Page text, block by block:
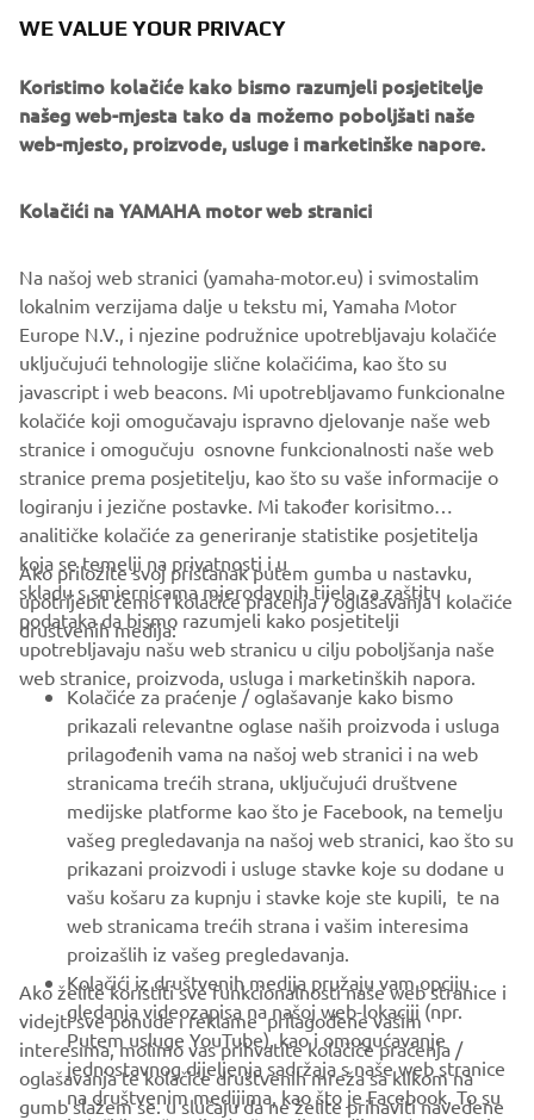
A host of in-house Numbnut custom parts finish the bike,
including foot pegs, clutch and brake levers, heel guards, a
A selection of the parts created by Numbnut Motorcycles
are now available to order for XJR owners looking to
personalise their own machines, adding to the options for
customisation on offer from the Wrenchmonkees and
itroCkS!bikes.
CORPORATE
FOR BUSINESS
MORE YAMAHA
SUPPORT
BILTEN
Budite prvi koji će saznati o najnovijim ponudama, posebnim
događajima, novim izdanjima i još mnogo toga
PRETPLATITE SE
WE VALUE YOUR PRIVACY
Koristimo kolačiće kako bismo razumjeli posjetitelje
našeg web-mjesta tako da možemo poboljšati naše
web-mjesto, proizvode, usluge i marketinške napore.
Kolačići na YAMAHA motor web stranici
Na našoj web stranici (yamaha-motor.eu) i svimostalim
lokalnim verzijama dalje u tekstu mi, Yamaha Motor
Europe N.V., i njezine podružnice upotrebljavaju kolačiće
uključujući tehnologije slične kolačićima, kao što su
javascript i web beacons. Mi upotrebljavamo funkcionalne
kolačiće koji omogučavaju ispravno djelovanje naše web
stranice i omogučuju osnovne funkcionalnosti naše web
stranice prema posjetitelju, kao što su vaše informacije o
logiranju i jezične postavke. Mi također korisitmo
analitičke kolačiće za generiranje statistike posjetitelja
koja se temelji na privatnosti i u
skladu s smjernicama mjerodavnih tijela za zaštitu
podataka da bismo razumjeli kako posjetitelji
upotrebljavaju našu web stranicu u cilju poboljšanja naše
web stranice, proizvoda, usluga i marketinških napora.
Ako priložite svoj pristanak putem gumba u nastavku,
upotrijebit ćemo i kolačiće praćenja / oglašavanja i kolačiće
društvenih medija:
Kolačiće za praćenje / oglašavanje kako bismo
prikazali relevantne oglase naših proizvoda i usluga
prilagođenih vama na našoj web stranici i na web
stranicama trećih strana, uključujući društvene
medijske platforme kao što je Facebook, na temelju
vašeg pregledavanja na našoj web stranici, kao što su
prikazani proizvodi i usluge stavke koje su dodane u
vašu košaru za kupnju i stavke koje ste kupili, te na
web stranicama trećih strana i vašim interesima
proizašlih iz vašeg pregledavanja.
Kolačići iz društvenih medija pružaju vam opciju
gledanja videozapisa na našoj web-lokaciji (npr.
Putem usluge YouTube), kao i omogućavanje
jednostavnog dijeljenja sadržaja s naše web stranice
na društvenim medijima, kao što je Facebook. To su
Ako želite koristiti sve funkcionalnosti naše web stranice i
videjti sve ponude i reklame prilagođene vašim
interesima, molimo vas prihvatite kolačiće praćenja /
oglašavanja te kolačiće društvenih mreža sa klikom na
gumb slažem se. u slučaju da ne želite prihaviti navedene